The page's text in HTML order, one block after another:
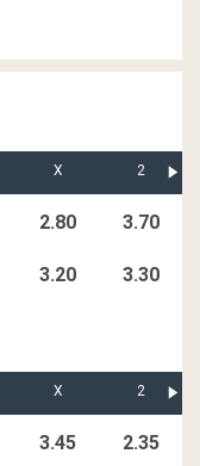
X 2
2.80 3.70
3.20 3.30
X 2
3.45 2.35